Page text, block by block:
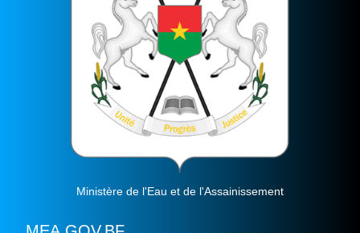
Ministère de l'Eau et de l'Assainissement